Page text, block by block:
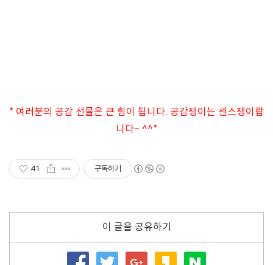
* 여러분의 공감 선물은 큰 힘이 됩니다. 공감쟁이는 센스쟁이랍
니다~ ^^*
41 구독하기
이 글을 공유하기